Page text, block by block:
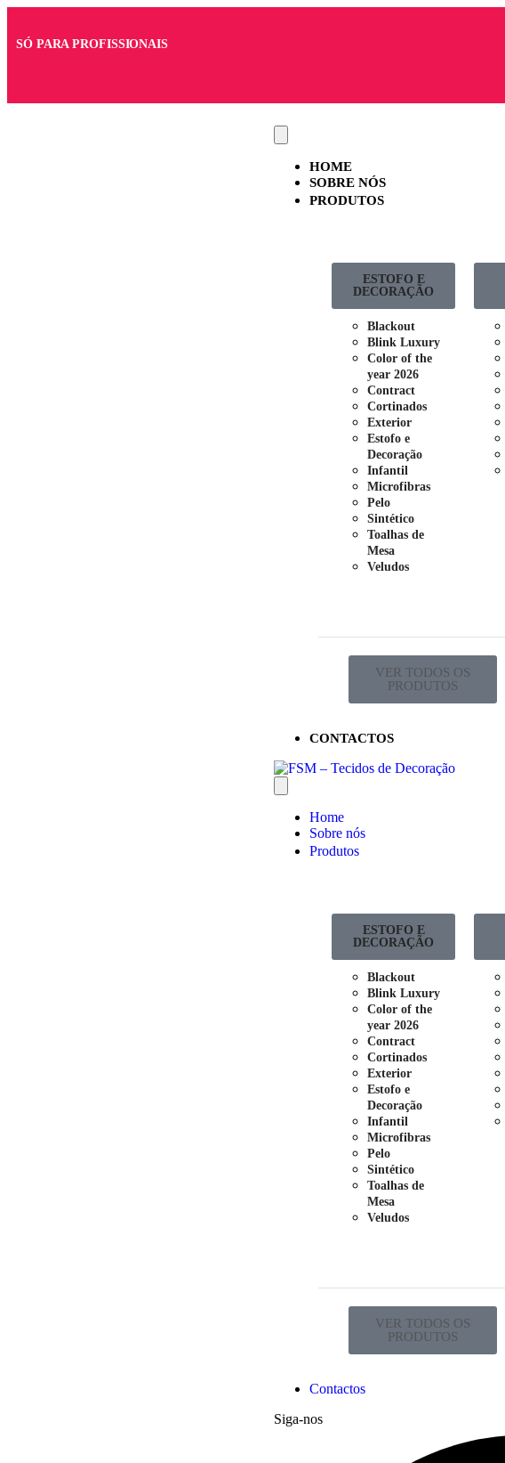
SÓ PARA PROFISSIONAIS
HOME
SOBRE NÓS
PRODUTOS
ESTOFO E
DECORAÇÃO
Blackout
Blink Luxury
Color of the
year 2026
Contract
Cortinados
Exterior
Estofo e
Decoração
Infantil
Microfibras
Pelo
Sintético
Toalhas de
Mesa
Veludos
VER TODOS OS
PRODUTOS
CONTACTOS
Home
Sobre nós
Produtos
ESTOFO E
DECORAÇÃO
Blackout
Blink Luxury
Color of the
year 2026
Contract
Cortinados
Exterior
Estofo e
Decoração
Infantil
Microfibras
Pelo
Sintético
Toalhas de
Mesa
Veludos
VER TODOS OS
PRODUTOS
Contactos
Siga-nos